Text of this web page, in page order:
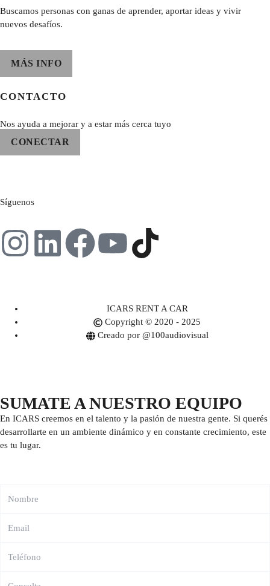
Buscamos personas con ganas de aprender, aportar ideas y vivir
nuevos desafíos.
MÁS INFO
CONTACTO
Nos ayuda a mejorar y a estar más cerca tuyo
CONECTAR
Síguenos
ICARS RENT A CAR
Copyright © 2020 - 2025
Creado por @100audiovisual
SUMATE A NUESTRO EQUIPO
En ICARS creemos en el talento y la pasión de nuestra gente. Si querés
desarrollarte en un ambiente dinámico y en constante crecimiento, este
es tu lugar.